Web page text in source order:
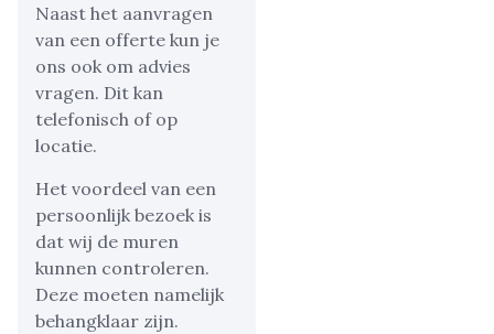
Naast het aanvragen
van een offerte kun je
ons ook om advies
vragen. Dit kan
telefonisch of op
locatie.
Het voordeel van een
persoonlijk bezoek is
dat wij de muren
kunnen controleren.
Deze moeten namelijk
behangklaar zijn.